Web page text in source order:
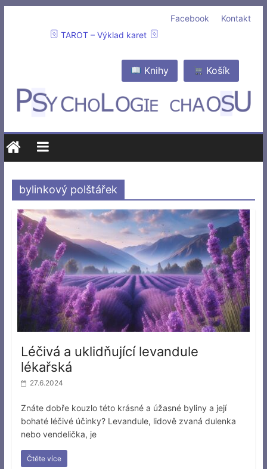
Kontakt
Facebook
TAROT – Výklad karet
Košík
Knihy
bylinkový polštářek
Léčivá a uklidňující levandule
lékařská
27.6.2024
Znáte dobře kouzlo této krásné a úžasné byliny a její
bohaté léčivé účinky? Levandule, lidově zvaná dulenka
nebo vendelička, je
Čtěte více